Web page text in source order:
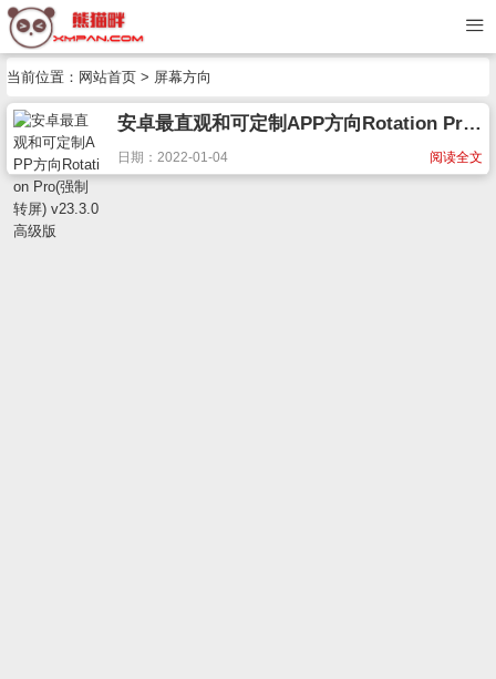
当前位置： 网站首页 > 屏幕方向
安卓最直观和可定制APP方向Rotation Pro(强制转屏) v23.3.0高级版
阅读全文
日期：2022-01-04